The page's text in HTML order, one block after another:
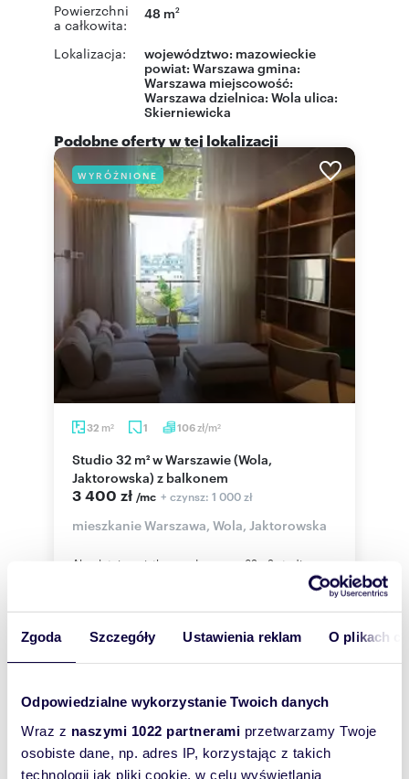
Zgoda Szczegóły Ustawienia reklam O plikach
Odpowiedzialne wykorzystanie Twoich danych
Wraz z naszymi 1022 partnerami przetwarzamy Twoje
osobiste dane, np. adres IP, korzystając z takich
technologii jak pliki cookie, w celu wyświetlania
Powierzchni
a całkowita:
48 m2
Lokalizacja: województwo: mazowieckie
powiat: Warszawa gmina:
Warszawa miejscowość:
Warszawa dzielnica: Wola ulica:
Skierniewicka
Podobne oferty w tej lokalizacji
WYRÓŻNIONE
32 m2 1 106zł/m2
Studio 32 m² w Warszawie (Wola,
Jaktorowska) z balkonem
3 400 zł /mc + czynsz: 1 000 zł
mieszkanie Warszawa, Wola, Jaktorowska
Absolutnie wyjątkowe, słoneczne 32m2 studio,